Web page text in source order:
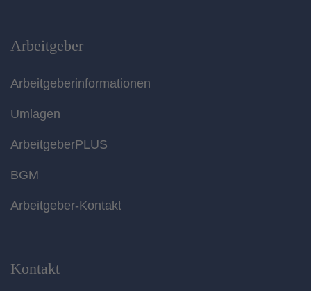
Arbeitgeber
Arbeitgeberinformationen
Umlagen
ArbeitgeberPLUS
BGM
Arbeitgeber-Kontakt
Kontakt